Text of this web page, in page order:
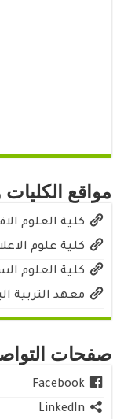
مواقع الكليات
كلية العلوم
كلية علوم
كلية العلوم
معهد التربية
صفحات
Facebook
LinkedIn